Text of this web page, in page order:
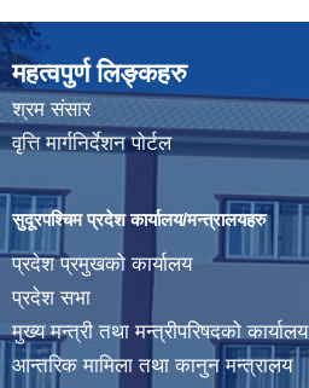
महत्वपुर्ण लिङ्कहरु
श्रम संसार
वृत्ति मार्गनिर्देशन पोर्टल
सुदूरपश्चिम प्रदेश कार्यालय/मन्त्रालयहरु
प्रदेश प्रमुखको कार्यालय
प्रदेश सभा
मुख्य मन्त्री तथा मन्त्रीपरिषदको कार्यालय
आन्तरिक मामिला तथा कानुन मन्त्रालय